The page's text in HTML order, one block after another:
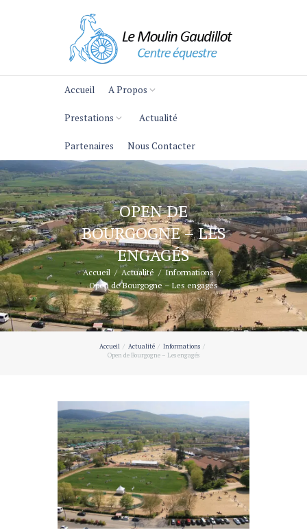
Accueil A Propos
Prestations Actualité
Partenaires Nous Contacter
OPEN DE
BOURGOGNE – LES
ENGAGÉS
Accueil Actualité
Informations
Open de Bourgogne – Les engagés
Accueil Actualité
Informations
Open de Bourgogne – Les engagés